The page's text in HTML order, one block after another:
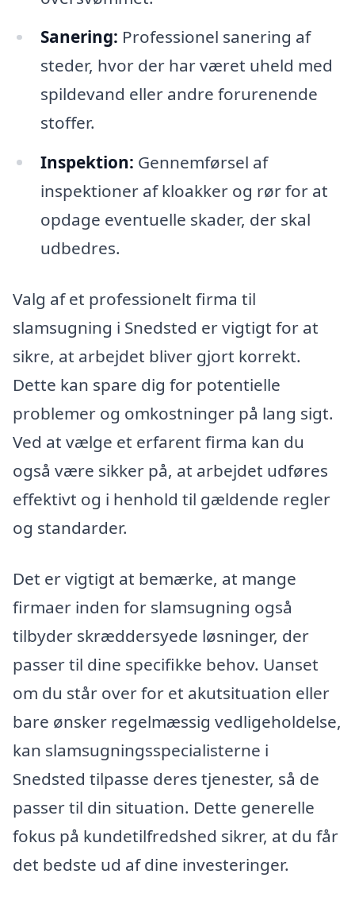
Sanering: Professionel sanering af
steder, hvor der har været uheld med
spildevand eller andre forurenende
stoffer.
Inspektion: Gennemførsel af
inspektioner af kloakker og rør for at
opdage eventuelle skader, der skal
udbedres.
Valg af et professionelt firma til
slamsugning i Snedsted er vigtigt for at
sikre, at arbejdet bliver gjort korrekt.
Dette kan spare dig for potentielle
problemer og omkostninger på lang sigt.
Ved at vælge et erfarent firma kan du
også være sikker på, at arbejdet udføres
effektivt og i henhold til gældende regler
og standarder.
Det er vigtigt at bemærke, at mange
firmaer inden for slamsugning også
tilbyder skræddersyede løsninger, der
passer til dine specifikke behov. Uanset
om du står over for et akutsituation eller
bare ønsker regelmæssig vedligeholdelse,
kan slamsugningsspecialisterne i
Snedsted tilpasse deres tjenester, så de
passer til din situation. Dette generelle
fokus på kundetilfredshed sikrer, at du får
det bedste ud af dine investeringer.